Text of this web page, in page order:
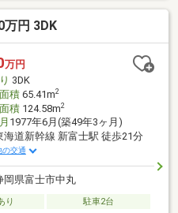
万円 3DK
万円
3DK
積65.41m2
積124.58m2
1977年6月(築49年3ヶ月)
海道新幹線 新富士駅 徒歩21分
の交通
岡県富士市中丸
り
駐車2台